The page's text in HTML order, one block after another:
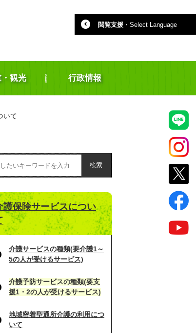
閲覧支援 ・ Select Language
観光 行政情報
いて
検索
護保険サービスについ
介護サービスの種類(要介護1～
5の人が受けるサービス)
介護予防サービスの種類(要支
援1・2の人が受けるサービス)
地域密着型通所介護の利用につ
いて